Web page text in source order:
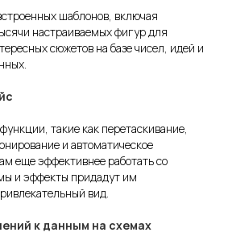
шаблонов, включая
настраиваемых фигур для
сюжетов на базе чисел, идей и
такие как перетаскивание,
и автоматическое
еще эффективнее работать со
и эффекты придадут им
вид.
к данным на схемах